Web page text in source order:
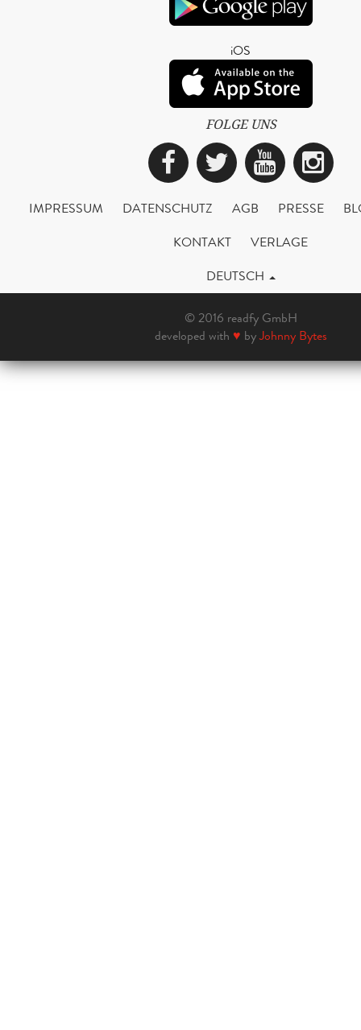
iOS
FOLGE UNS
Facebook
Twitter
IMPRESSUM DATENSCHUTZ AGB PRESSE
KONTAKT
VERLAGE
DEUTSCH
© 2016 readfy GmbH
developed with ♥ byJohnny Bytes